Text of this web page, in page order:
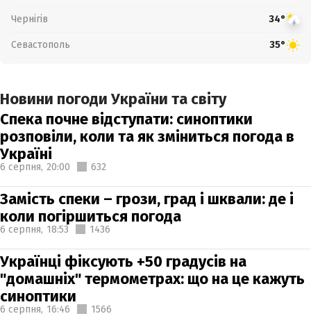
Чернігів 34°
Севастополь 35°
Новини погоди України та світу
Спека почне відступати: синоптики
розповіли, коли та як зміниться погода в
Україні
6 серпня, 20:00 632
Замість спеки – грози, град і шквали: де і
коли погіршиться погода
6 серпня, 18:53 1436
Українці фіксують +50 градусів на
"домашніх" термометрах: що на це кажуть
синоптики
6 серпня, 16:46 1566